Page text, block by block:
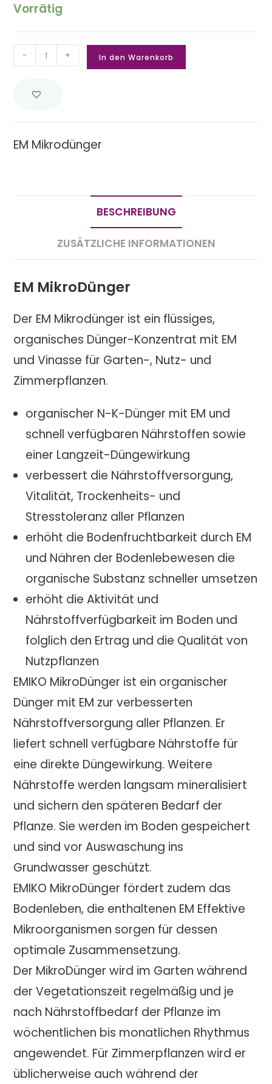
Vorrätig
- + In den Warenkorb
EM Mikrodünger
BESCHREIBUNG
ZUSÄTZLICHE INFORMATIONEN
EM MikroDünger
Der EM Mikrodünger ist ein flüssiges,
organisches Dünger-Konzentrat mit EM
und Vinasse für Garten-, Nutz- und
Zimmerpflanzen.
organischer N-K-Dünger mit EM und
schnell verfügbaren Nährstoffen sowie
einer Langzeit-Düngewirkung
verbessert die Nährstoffversorgung,
Vitalität, Trockenheits- und
Stresstoleranz aller Pflanzen
erhöht die Bodenfruchtbarkeit durch EM
und Nähren der Bodenlebewesen die
organische Substanz schneller umsetzen
erhöht die Aktivität und
Nährstoffverfügbarkeit im Boden und
folglich den Ertrag und die Qualität von
Nutzpflanzen
EMIKO MikroDünger ist ein organischer
Dünger mit EM zur verbesserten
Nährstoffversorgung aller Pflanzen. Er
liefert schnell verfügbare Nährstoffe für
eine direkte Düngewirkung. Weitere
Nährstoffe werden langsam mineralisiert
und sichern den späteren Bedarf der
Pflanze. Sie werden im Boden gespeichert
und sind vor Auswaschung ins
Grundwasser geschützt.
EMIKO MikroDünger fördert zudem das
Bodenleben, die enthaltenen EM Effektive
Mikroorganismen sorgen für dessen
optimale Zusammensetzung.
Der MikroDünger wird im Garten während
der Vegetationszeit regelmäßig und je
nach Nährstoffbedarf der Pflanze im
wöchentlichen bis monatlichen Rhythmus
angewendet. Für Zimmerpflanzen wird er
üblicherweise auch während der